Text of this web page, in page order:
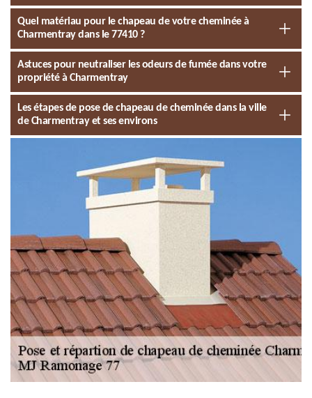
Quel matériau pour le chapeau de votre cheminée à
Charmentray dans le 77410 ?
Astuces pour neutraliser les odeurs de fumée dans votre
propriété à Charmentray
Les étapes de pose de chapeau de cheminée dans la ville
de Charmentray et ses environs